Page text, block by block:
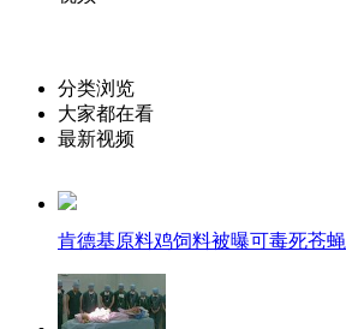
分类浏览
大家都在看
最新视频
肯德基原料鸡饲料被曝可毒死苍蝇